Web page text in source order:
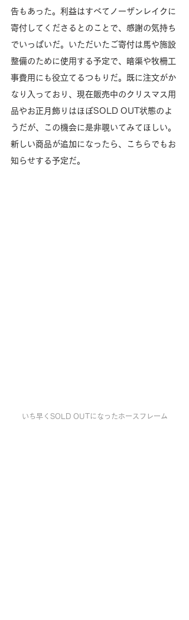
告もあった。利益はすべてノーザンレイクに
寄付してくださるとのことで、感謝の気持ち
でいっぱいだ。いただいたご寄付は馬や施設
整備のために使用する予定で、暗渠や牧柵工
事費用にも役立てるつもりだ。既に注文がか
なり入っており、現在販売中のクリスマス用
品やお正月飾りはほぼSOLD OUT状態のよ
うだが、この機会に是非覗いてみてほしい。
新しい商品が追加になったら、こちらでもお
知らせする予定だ。
いち早くSOLD OUTになったホースフレーム